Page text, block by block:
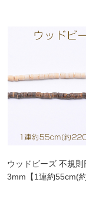
ウッドビーズ 不規則
3mm【1連約55cm(約